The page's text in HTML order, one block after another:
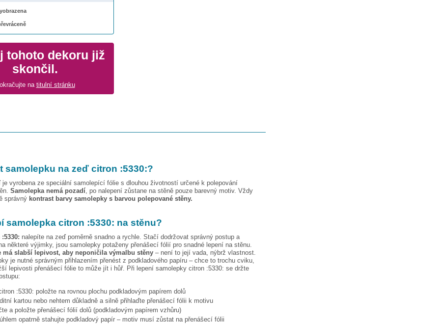
tohoto dekoru již
skončil.
na titulní stránku
samolepku na zeď citron :5330:?
je vyrobena ze speciální samolepící fólie s dlouhou životností určené k polepování
Samolepka nemá pozadí , po nalepení zůstane na stěně pouze barevný motiv. Vždy
správný kontrast barvy samolepky s barvou polepované stěny.
samolepka citron :5330: na stěnu?
nalepíte na zeď poměrně snadno a rychle. Stačí dodržovat správný postup a
některé výjimky, jsou samolepky potaženy přenášecí fólií pro snadné lepení na stěnu.
má slabší lepivost, aby neponičila výmalbu stěny – není to její vada, nýbrž vlastnost.
je nutné správným přihlazením přenést z podkladového papíru – chce to trochu cviku,
lepivosti přenášecí fólie to může jít i hůř. Při lepení samolepky citron :5330: se držte
:5330: položte na rovnou plochu podkladovým papírem dolů
kartou nebo nehtem důkladně a silně přihlaďte přenášecí fólii k motivu
a položte přenášecí fólií dolů (podkladovým papírem vzhůru)
opatrně stahujte podkladový papír – motiv musí zůstat na přenášecí fólii